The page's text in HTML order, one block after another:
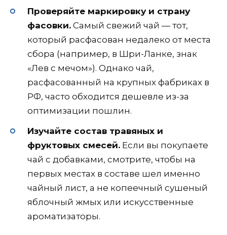
Проверяйте маркировку и страну
фасовки. Самый свежий чай — тот,
который расфасован недалеко от места
сбора (например, в Шри-Ланке, знак
«Лев с мечом»). Однако чай,
расфасованный на крупных фабриках в
РФ, часто обходится дешевле из-за
оптимизации пошлин.
Изучайте состав травяных и
фруктовых смесей. Если вы покупаете
чай с добавками, смотрите, чтобы на
первых местах в составе шел именно
чайный лист, а не копеечный сушеный
яблочный жмых или искусственные
ароматизаторы.